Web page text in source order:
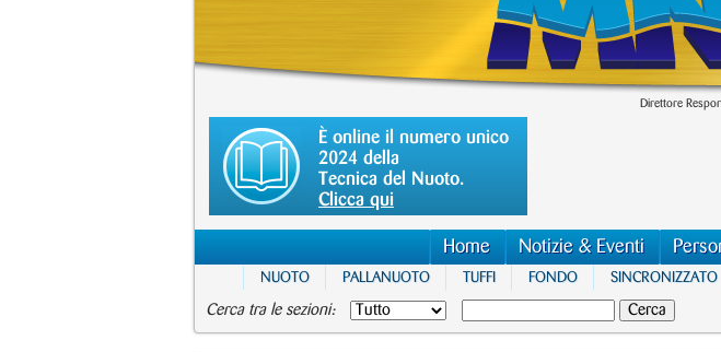
Direttore
È online il numero unico
2024 della
Tecnica del Nuoto.
Clicca qui
Home Notizie & Eventi
NUOTO PALLANUOTO TUFFI FONDO SINCRONIZZATO
Cerca tra le sezioni: